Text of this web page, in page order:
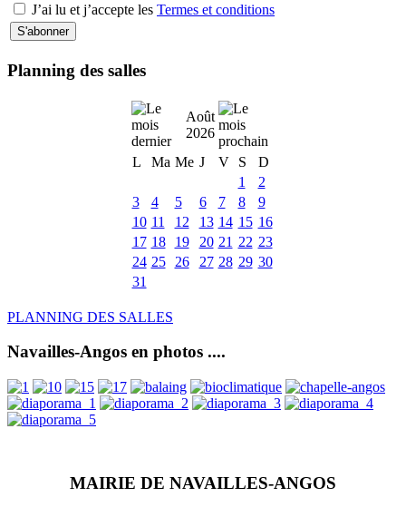
J’ai lu et j’accepte les Termes et conditions
Planning des salles
Août
2026
L
Ma Me J V S
D
1
2
3
4 5 6 7 8
9
10 11 12 13 14 15 16
17 18 19 20 21 22 23
24 25 26 27 28 29 30
31
PLANNING DES SALLES
Navailles-Angos en photos ....
MAIRIE DE NAVAILLES-ANGOS